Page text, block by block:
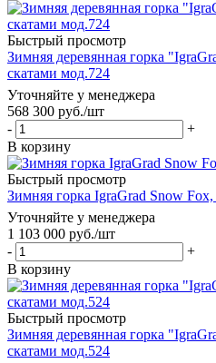
Быстрый просмотр
Зимняя деревянная горка
скатами мод.724
Уточняйте у менеджера
568 300 руб./шт
-
+
В корзину
Быстрый просмотр
Зимняя горка IgraGrad Snow
Уточняйте у менеджера
1 103 000 руб./шт
-
+
В корзину
Быстрый просмотр
Зимняя деревянная горка
скатами мод.524